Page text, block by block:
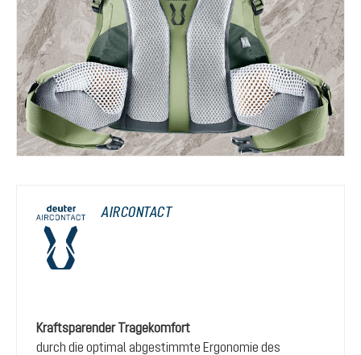
AIRCONTACT
Kraftsparender Tragekomfort
durch die optimal abgestimmte Ergonomie des